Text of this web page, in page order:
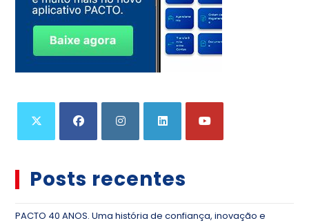
Posts recentes
PACTO 40 ANOS. Uma história de confiança, inovação e